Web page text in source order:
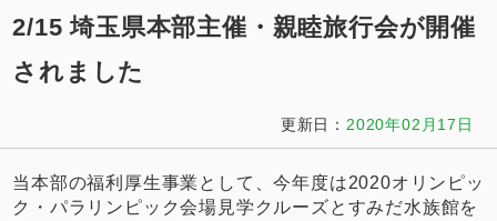
2/15 埼玉県本部主催・親睦旅行会が開催
されました
更新日： 2020年02月17日
当本部の福利厚生事業として、今年度は2020オリンピッ
ク・パラリンピック会場見学クルーズとすみだ水族館を